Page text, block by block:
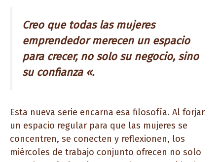
Creo que todas las mujeres
emprendedor merecen un espacio
para crecer, no solo su negocio, sino
su confianza «.
Esta nueva serie encarna esa filosofía. Al forjar
un espacio regular para que las mujeres se
concentren, se conecten y reflexionen, los
miércoles de trabajo conjunto ofrecen no solo